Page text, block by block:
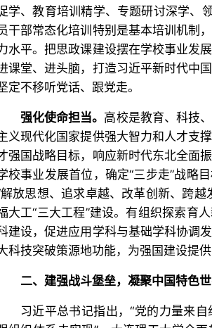
学、教育培训精学、专题研讨深学、
干部常态化培训特别是基本培训机制
水平。把思政课建设摆在学校事业发
课堂、进头脑，打造习近平新时代中
定不移听党话、跟党走。
强化使命担当。 高校是教育、科技
义现代化国家提供强大智力和人才支
强国战略目标，响应新时代东北全面
校事业发展首位，确定“三步走”战略
解放思想、追求卓越、改革创新、跨
大工“三大工程”建设。有组织探索育
建设，促进应用学科与基础学科协调
科技突破策源地功能，为强国建设提供
二、建强战斗堡垒，凝聚中国特色
习近平总书记指出，“党的力量来